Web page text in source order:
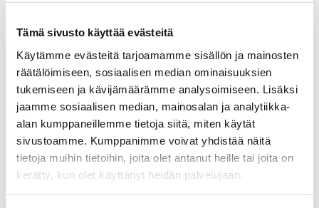
Tämä sivusto käyttää evästeitä
Käytämme evästeitä tarjoamamme sisällön ja mainosten
räätälöimiseen, sosiaalisen median ominaisuuksien
tukemiseen ja kävijämäärämme analysoimiseen. Lisäksi
jaamme sosiaalisen median, mainosalan ja analytiikka-
alan kumppaneillemme tietoja siitä, miten käytät
sivustoamme. Kumppanimme voivat yhdistää näitä
tietoja muihin tietoihin, joita olet antanut heille tai joita on
kerätty, kun olet käyttänyt heidän palvelujaan.
957,00€
Original
price
was:
957,00 €.
813,45€
Current
price
is:
813,45 €.
Tuotekoodi: 21701
Lisätiedot